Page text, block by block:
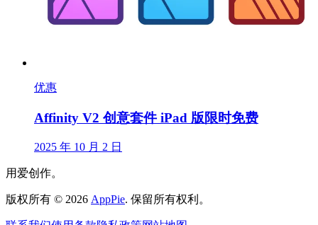
优惠
Affinity V2 创意套件 iPad 版限时免费
2025 年 10 月 2 日
用爱创作。
版权所有 © 2026 AppPie. 保留所有权利。